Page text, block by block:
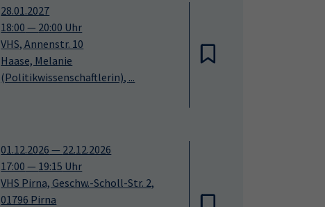
28.01.2027
18:00 — 20:00 Uhr
VHS, Annenstr. 10
Haase, Melanie
(Politikwissenschaftlerin)​, ...
01.12.2026 — 22.12.2026
17:00 — 19:15 Uhr
VHS Pirna, Geschw.-Scholl-Str. 2,
01796 Pirna